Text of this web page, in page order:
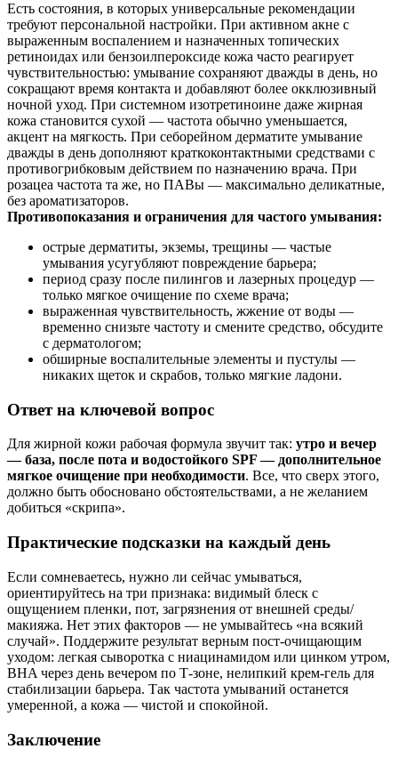
Есть состояния, в которых универсальные рекомендации
требуют персональной настройки. При активном акне с
выраженным воспалением и назначенных топических
ретиноидах или бензоилпероксиде кожа часто реагирует
чувствительностью: умывание сохраняют дважды в день, но
сокращают время контакта и добавляют более окклюзивный
ночной уход. При системном изотретиноине даже жирная
кожа становится сухой — частота обычно уменьшается,
акцент на мягкость. При себорейном дерматите умывание
дважды в день дополняют краткоконтактными средствами с
противогрибковым действием по назначению врача. При
розацеа частота та же, но ПАВы — максимально деликатные,
без ароматизаторов.
Противопоказания и ограничения для частого умывания:
острые дерматиты, экземы, трещины — частые
умывания усугубляют повреждение барьера;
период сразу после пилингов и лазерных процедур —
только мягкое очищение по схеме врача;
выраженная чувствительность, жжение от воды —
временно снизьте частоту и смените средство, обсудите
с дерматологом;
обширные воспалительные элементы и пустулы —
никаких щеток и скрабов, только мягкие ладони.
Ответ на ключевой вопрос
Для жирной кожи рабочая формула звучит так: утро и вечер
— база, после пота и водостойкого SPF — дополнительное
мягкое очищение при необходимости. Все, что сверх этого,
должно быть обосновано обстоятельствами, а не желанием
добиться «скрипа».
Практические подсказки на каждый день
Если сомневаетесь, нужно ли сейчас умываться,
ориентируйтесь на три признака: видимый блеск с
ощущением пленки, пот, загрязнения от внешней среды/
макияжа. Нет этих факторов — не умывайтесь «на всякий
случай». Поддержите результат верным пост-очищающим
уходом: легкая сыворотка с ниацинамидом или цинком утром,
BHA через день вечером по Т-зоне, нелипкий крем-гель для
стабилизации барьера. Так частота умываний останется
умеренной, а кожа — чистой и спокойной.
Заключение